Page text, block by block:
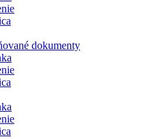
dokumenty